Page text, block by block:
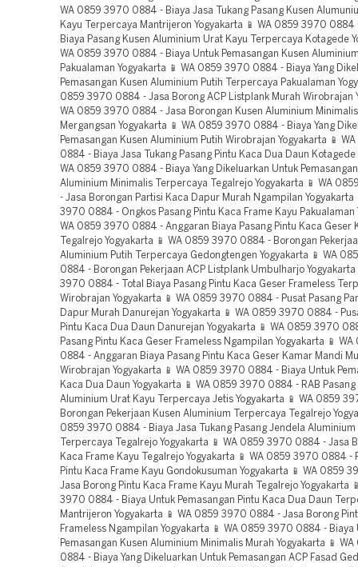
WA 0859 3970 0884 - Biaya Jasa Tukang Pasang Kusen
Kayu Terpercaya Mantrijeron Yogyakarta 📱 WA 0859 3970 0884
Biaya Pasang Kusen Aluminium Urat Kayu Terpercaya Kotagede
WA 0859 3970 0884 - Biaya Untuk Pemasangan Kusen
Pakualaman Yogyakarta 📱 WA 0859 3970 0884 - Biaya Yang
Pemasangan Kusen Aluminium Putih Terpercaya Pakualaman
0859 3970 0884 - Jasa Borong ACP Listplank Murah Wirobrajan
WA 0859 3970 0884 - Jasa Borongan Kusen Aluminium
Mergangsan Yogyakarta 📱 WA 0859 3970 0884 - Biaya Yang
Pemasangan Kusen Aluminium Putih Wirobrajan Yogyakarta 📱
0884 - Biaya Jasa Tukang Pasang Pintu Kaca Dua Daun Kotagede
WA 0859 3970 0884 - Biaya Yang Dikeluarkan Untuk
Aluminium Minimalis Terpercaya Tegalrejo Yogyakarta 📱 WA
- Jasa Borongan Partisi Kaca Dapur Murah Ngampilan Yogyakarta
3970 0884 - Ongkos Pasang Pintu Kaca Frame Kayu Pakualaman
WA 0859 3970 0884 - Anggaran Biaya Pasang Pintu Kaca Geser
Tegalrejo Yogyakarta 📱 WA 0859 3970 0884 - Borongan
Aluminium Putih Terpercaya Gedongtengen Yogyakarta 📱 WA
0884 - Borongan Pekerjaan ACP Listplank Umbulharjo Yogyakarta
3970 0884 - Total Biaya Pasang Pintu Kaca Geser Frameless
Wirobrajan Yogyakarta 📱 WA 0859 3970 0884 - Pusat Pasang
Dapur Murah Danurejan Yogyakarta 📱 WA 0859 3970 0884 -
Pintu Kaca Dua Daun Danurejan Yogyakarta 📱 WA 0859 3970
Pasang Pintu Kaca Geser Frameless Ngampilan Yogyakarta 📱
0884 - Anggaran Biaya Pasang Pintu Kaca Geser Kamar Mandi
Wirobrajan Yogyakarta 📱 WA 0859 3970 0884 - Biaya Untuk
Kaca Dua Daun Yogyakarta 📱 WA 0859 3970 0884 - RAB Pasang
Aluminium Urat Kayu Terpercaya Jetis Yogyakarta 📱 WA 0859
Borongan Pekerjaan Kusen Aluminium Terpercaya Tegalrejo
0859 3970 0884 - Biaya Jasa Tukang Pasang Jendela Aluminium
Terpercaya Tegalrejo Yogyakarta 📱 WA 0859 3970 0884 - Jasa
Kaca Frame Kayu Tegalrejo Yogyakarta 📱 WA 0859 3970 0884 -
Pintu Kaca Frame Kayu Gondokusuman Yogyakarta 📱 WA 0859
Jasa Borong Pintu Kaca Frame Kayu Murah Tegalrejo Yogyakarta
3970 0884 - Biaya Untuk Pemasangan Pintu Kaca Dua Daun
Mantrijeron Yogyakarta 📱 WA 0859 3970 0884 - Jasa Borong
Frameless Ngampilan Yogyakarta 📱 WA 0859 3970 0884 - Biaya
Pemasangan Kusen Aluminium Minimalis Murah Yogyakarta 📱
0884 - Biaya Yang Dikeluarkan Untuk Pemasangan ACP Fasad